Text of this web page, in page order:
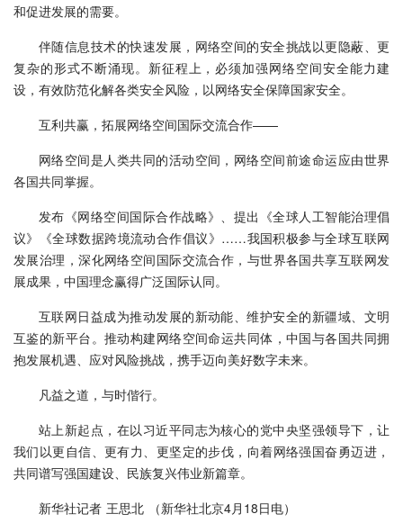
和促进发展的需要。
伴随信息技术的快速发展，网络空间的安全挑战以更隐蔽、更
复杂的形式不断涌现。新征程上，必须加强网络空间安全能力建
设，有效防范化解各类安全风险，以网络安全保障国家安全。
互利共赢，拓展网络空间国际交流合作——
网络空间是人类共同的活动空间，网络空间前途命运应由世界
各国共同掌握。
发布《网络空间国际合作战略》、提出《全球人工智能治理倡
议》《全球数据跨境流动合作倡议》……我国积极参与全球互联网
发展治理，深化网络空间国际交流合作，与世界各国共享互联网发
展成果，中国理念赢得广泛国际认同。
互联网日益成为推动发展的新动能、维护安全的新疆域、文明
互鉴的新平台。推动构建网络空间命运共同体，中国与各国共同拥
抱发展机遇、应对风险挑战，携手迈向美好数字未来。
凡益之道，与时偕行。
站上新起点，在以习近平同志为核心的党中央坚强领导下，让
我们以更自信、更有力、更坚定的步伐，向着网络强国奋勇迈进，
共同谱写强国建设、民族复兴伟业新篇章。
新华社记者 王思北 （新华社北京4月18日电）